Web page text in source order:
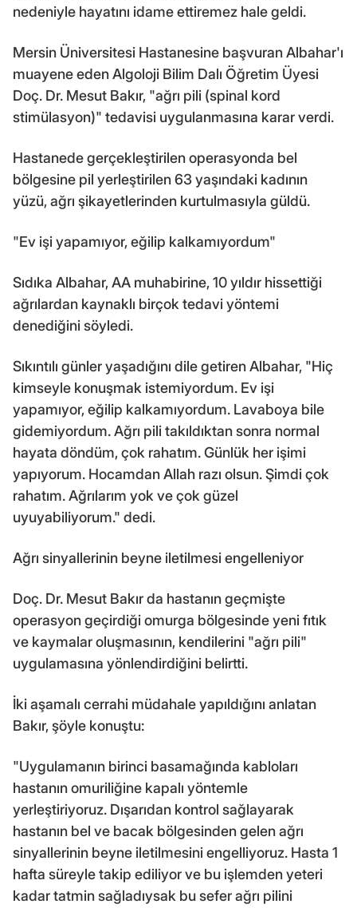
nedeniyle hayatını idame ettiremez hale geldi.
Mersin Üniversitesi Hastanesine başvuran Albahar'ı
muayene eden Algoloji Bilim Dalı Öğretim Üyesi
Doç. Dr. Mesut Bakır, "ağrı pili (spinal kord
stimülasyon)" tedavisi uygulanmasına karar verdi.
Hastanede gerçekleştirilen operasyonda bel
bölgesine pil yerleştirilen 63 yaşındaki kadının
yüzü, ağrı şikayetlerinden kurtulmasıyla güldü.
"Ev işi yapamıyor, eğilip kalkamıyordum"
Sıdıka Albahar, AA muhabirine, 10 yıldır hissettiği
ağrılardan kaynaklı birçok tedavi yöntemi
denediğini söyledi.
Sıkıntılı günler yaşadığını dile getiren Albahar, "Hiç
kimseyle konuşmak istemiyordum. Ev işi
yapamıyor, eğilip kalkamıyordum. Lavaboya bile
gidemiyordum. Ağrı pili takıldıktan sonra normal
hayata döndüm, çok rahatım. Günlük her işimi
yapıyorum. Hocamdan Allah razı olsun. Şimdi çok
rahatım. Ağrılarım yok ve çok güzel
uyuyabiliyorum." dedi.
Ağrı sinyallerinin beyne iletilmesi engelleniyor
Doç. Dr. Mesut Bakır da hastanın geçmişte
operasyon geçirdiği omurga bölgesinde yeni fıtık
ve kaymalar oluşmasının, kendilerini "ağrı pili"
uygulamasına yönlendirdiğini belirtti.
İki aşamalı cerrahi müdahale yapıldığını anlatan
Bakır, şöyle konuştu:
"Uygulamanın birinci basamağında kabloları
hastanın omuriliğine kapalı yöntemle
yerleştiriyoruz. Dışarıdan kontrol sağlayarak
hastanın bel ve bacak bölgesinden gelen ağrı
sinyallerinin beyne iletilmesini engelliyoruz. Hasta 1
hafta süreyle takip ediliyor ve bu işlemden yeteri
kadar tatmin sağladıysak bu sefer ağrı pilini